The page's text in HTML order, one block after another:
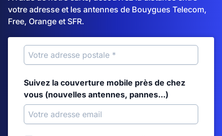
votre adresse et les antennes de Bouygues Telecom,
Free, Orange et SFR.
Suivez la couverture mobile près de chez
vous (nouvelles antennes, pannes...)